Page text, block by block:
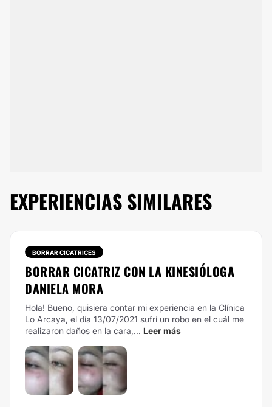
EXPERIENCIAS SIMILARES
BORRAR CICATRICES
BORRAR CICATRIZ CON LA KINESIÓLOGA
DANIELA MORA
Hola! Bueno, quisiera contar mi experiencia en la Clínica
Lo Arcaya, el día 13/07/2021 sufrí un robo en el cuál me
realizaron daños en la cara,... Leer más